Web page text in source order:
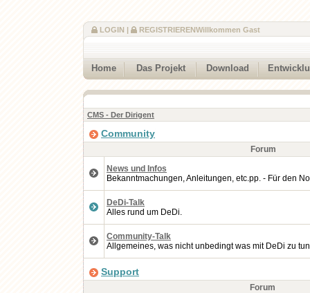
Willkommen Gast
LOGIN | REGISTRIEREN
Home Das Projekt Download
CMS - Der Dirigent
Community
Forum
News und Infos
Bekanntmachungen, Anleitungen, etc.pp. - Für den
DeDi-Talk
Alles rund um DeDi.
Community-Talk
Allgemeines, was nicht unbedingt was mit DeDi zu
Support
Forum